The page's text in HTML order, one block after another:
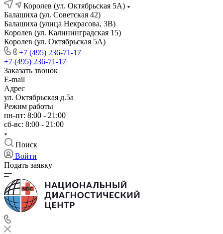
Королев (ул. Октябрьская 5А)
Балашиха (ул. Советская 42)
Балашиха (улица Некрасова, 3В)
Королев (ул. Калининградская 15)
Королев (ул. Октябрьская 5А)
+7 (495) 236-71-17
+7 (495) 236-71-17
Заказать звонок
E-mail
Адрес
ул. Октябрьская д.5а
Режим работы
пн-пт: 8:00 - 21:00
сб-вс: 8:00 - 21:00
Поиск
Войти
Подать заявку